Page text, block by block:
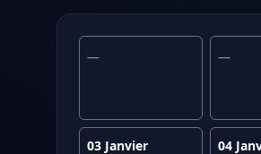
— —
03 Janvier
04